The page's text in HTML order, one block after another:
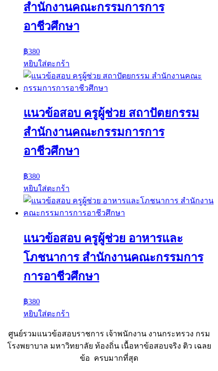
สำนักงานคณะกรรมการการ
อาชีวศึกษา
฿380
หยิบใส่ตะกร้า
แนวข้อสอบ ครูผู้ช่วย สถาปัตยกรรม
สำนักงานคณะกรรมการการ
อาชีวศึกษา
฿380
หยิบใส่ตะกร้า
แนวข้อสอบ ครูผู้ช่วย อาหารและ
โภชนาการ สำนักงานคณะกรรมการ
การอาชีวศึกษา
฿380
หยิบใส่ตะกร้า
ศูนย์รวมแนวข้อสอบราชการ เจ้าพนักงาน งานกระทรวง กรม
โรงพยาบาล มหาวิทยาลัย ท้องถิ่น เนื้อหาข้อสอบจริง ติว เฉลย
ข้อ ครบมากที่สุด